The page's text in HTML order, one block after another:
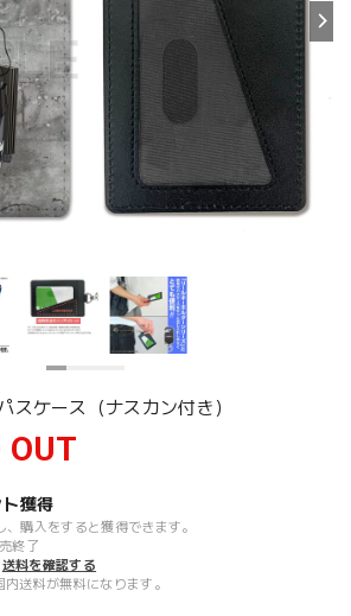
スケース（ナスカン付き）
OUT
獲得
、購入をすると獲得できます。
終了
送料を確認する
送料が無料になります。